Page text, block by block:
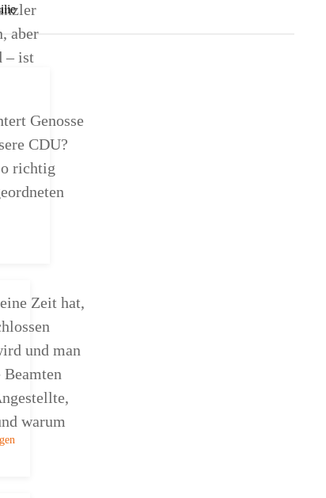
aber
– ist
Genosse
CDU?
richtig
Zeit hat,
und man
warum